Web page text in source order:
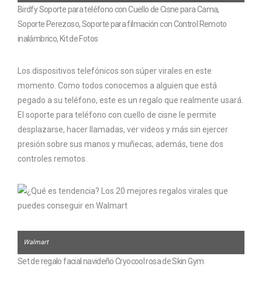
Birdfy Soporte para teléfono con Cuello de Cisne para Cama,
Soporte Perezoso, Soporte para filmación con Control Remoto
inalámbrico, Kit de Fotos
Los dispositivos telefónicos son súper virales en este
momento. Como todos conocemos a alguien que está
pegado a su teléfono, este es un regalo que realmente usará.
El soporte para teléfono con cuello de cisne le permite
desplazarse, hacer llamadas, ver videos y más sin ejercer
presión sobre sus manos y muñecas; además, tiene dos
controles remotos.
Walmart
Set de regalo facial navideño Cryocool rosa de Skin Gym